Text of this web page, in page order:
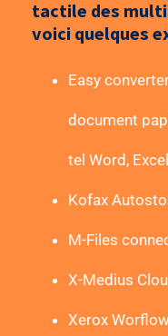
tactile des
voici quelques
Easy
document
tel Word,
Kofax
M-Files
X-Medius
Xerox